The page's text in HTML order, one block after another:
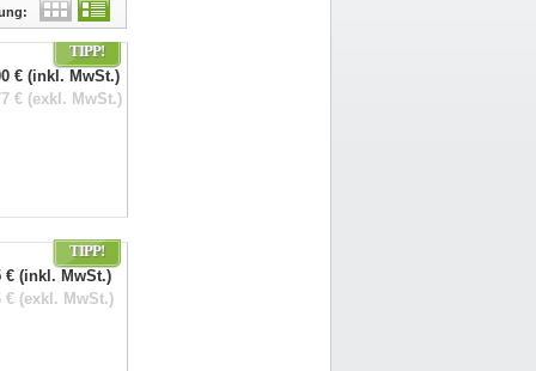
TIPP!
€ (inkl. MwSt.)
€ (exkl. MwSt.)
TIPP!
€ (inkl. MwSt.)
€ (exkl. MwSt.)